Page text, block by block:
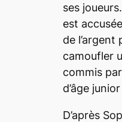
ses
est
de l’argent
camoufler
commis
d’âge
D’après